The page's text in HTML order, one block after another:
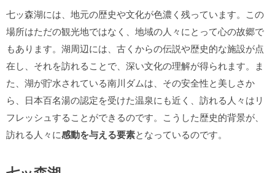
七ッ森湖には、地元の歴史や文化が色濃く残っています。この
場所はただの観光地ではなく、地域の人々にとって心の故郷で
もあります。湖周辺には、古くからの伝説や歴史的な施設が点
在し、それを訪れることで、深い文化の理解が得られます。ま
た、湖が貯水されている南川ダムは、その安全性と美しさか
ら、日本百名湯の認定を受けた温泉にも近く、訪れる人々はリ
フレッシュすることができるのです。こうした歴史的背景が、
訪れる人々に感動を与える要素となっているのです。